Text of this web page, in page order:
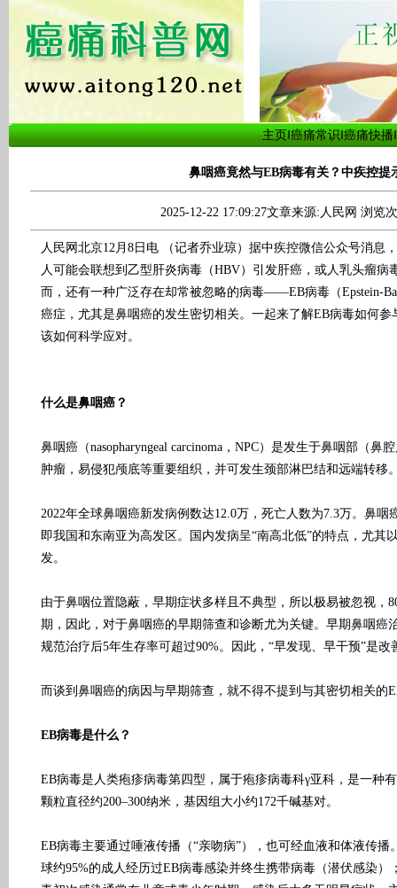
主页‖癌痛常识‖癌痛快播‖
鼻咽癌竟然与EB病毒有关？中疾控提
2025-12-22 17:09:27文章来源:人民网 浏览
人民网北京12月8日电 （记者乔业琼）据中疾控微信公众号消息
人可能会联想到乙型肝炎病毒（HBV）引发肝癌，或人乳头瘤病
而，还有一种广泛存在却常被忽略的病毒——EB病毒（Epstein-
癌症，尤其是鼻咽癌的发生密切相关。一起来了解EB病毒如何
该如何科学应对。
什么是鼻咽癌？
鼻咽癌（nasopharyngeal carcinoma，NPC）是发生于鼻咽部（鼻
肿瘤，易侵犯颅底等重要组织，并可发生颈部淋巴结和远端转移
2022年全球鼻咽癌新发病例数达12.0万，死亡人数为7.3万。鼻
即我国和东南亚为高发区。国内发病呈“南高北低”的特点，尤其
发。
由于鼻咽位置隐蔽，早期症状多样且不典型，所以极易被忽视，
期，因此，对于鼻咽癌的早期筛查和诊断尤为关键。早期鼻咽癌
规范治疗后5年生存率可超过90%。因此，“早发现、早干预”是改
而谈到鼻咽癌的病因与早期筛查，就不得不提到与其密切相关的
EB病毒是什么？
EB病毒是人类疱疹病毒第四型，属于疱疹病毒科γ亚科，是一种
颗粒直径约200–300纳米，基因组大小约172千碱基对。
EB病毒主要通过唾液传播（“亲吻病”），也可经血液和体液传播
球约95%的成人经历过EB病毒感染并终生携带病毒（潜伏感染）